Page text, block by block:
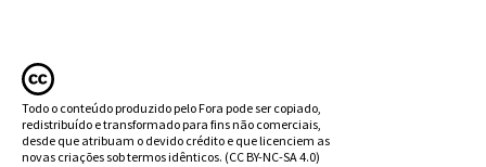
Todo o conteúdo produzido pelo Fora pode ser copiado,
redistribuído e transformado para fins não comerciais,
desde que atribuam o devido crédito e que licenciem as
novas criações sob termos idênticos. (CC BY-NC-SA 4.0)